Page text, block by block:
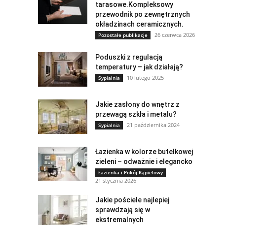
tarasowe.Kompleksowy
przewodnik po zewnętrznych
okładzinach ceramicznych.
Pozostałe publikacje 26 czerwca 2026
Poduszki z regulacją
temperatury – jak działają?
Sypialnia 10 lutego 2025
Jakie zasłony do wnętrz z
przewagą szkła i metalu?
Sypialnia 21 października 2024
Łazienka w kolorze butelkowej
zieleni – odważnie i elegancko
Łazienka i Pokój Kąpielowy
21 stycznia 2026
Jakie pościele najlepiej
sprawdzają się w
ekstremalnych